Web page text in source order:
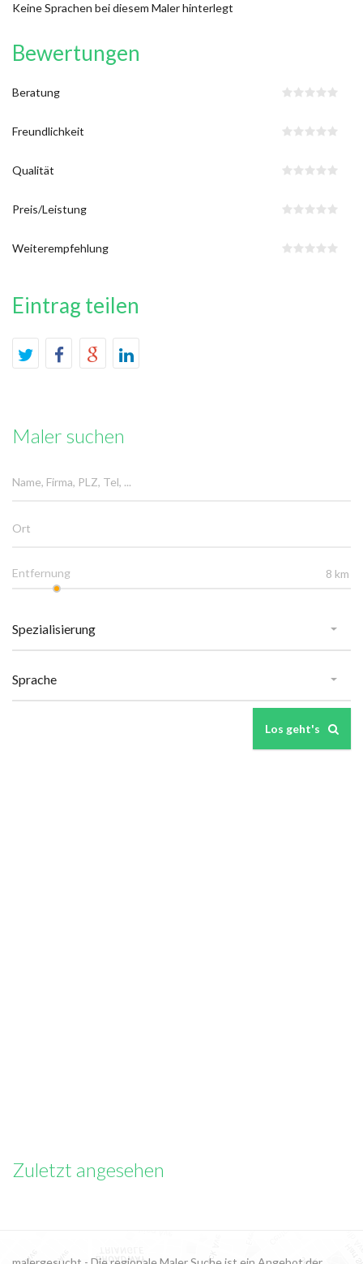
Keine Sprachen bei diesem Maler hinterlegt
Bewertungen
Beratung
Freundlichkeit
Qualität
Preis/Leistung
Weiterempfehlung
Eintrag teilen
Maler suchen
Entfernung
Los geht's
Zuletzt angesehen